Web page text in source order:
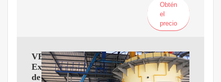
Obtén
el
precio
VEVOR
Extractor
de